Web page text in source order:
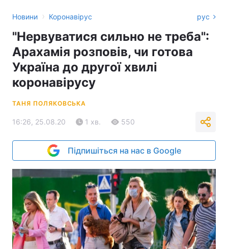
Новини › Коронавірус рус
"Нервуватися сильно не треба":
Арахамія розповів, чи готова
Україна до другої хвилі
коронавірусу
ТАНЯ ПОЛЯКОВСЬКА
16:26, 25.08.20 1 хв. 550
Підпишіться на нас в Google